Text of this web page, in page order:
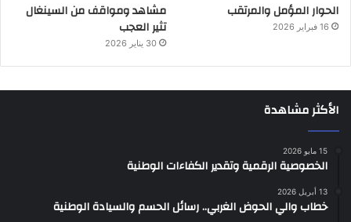
الحوار المؤمل والمرتقب
16 فبراير 2026
مشاهد ومواقف من السينغال
تثير العجب
30 يناير 2026
الأكثر مشاهدة
15 مايو 2026
الخصوصية الرقمية وتقدير الكفاءات الوطنية
13 أبريل 2026
خطاب والي الحوض الغربي.. رسائل الحسم والسيادة الوطنية